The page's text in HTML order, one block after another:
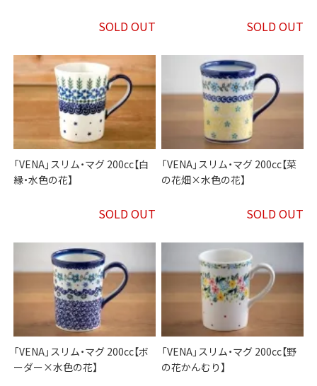
SOLD OUT SOLD OUT
「VENA」スリム・マグ 200cc【白
縁・水色の花】
SOLD OUT
「VENA」スリム・マグ 200cc【菜
の花畑×水色の花】
SOLD OUT
「VENA」スリム・マグ 200cc【ボ
ーダー×水色の花】
「VENA」スリム・マグ 200cc【野
の花かんむり】